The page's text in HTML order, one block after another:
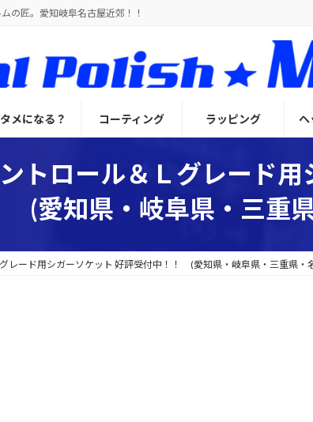
の匠。愛知岐阜名古屋近郊！！
メになる？ コーティング ラッピング ヘ
トロール＆Ｌグレード
(愛知県・岐阜県・三重
レード用シガーソケット 好評受付中！！ (愛知県・岐阜県・三重県・